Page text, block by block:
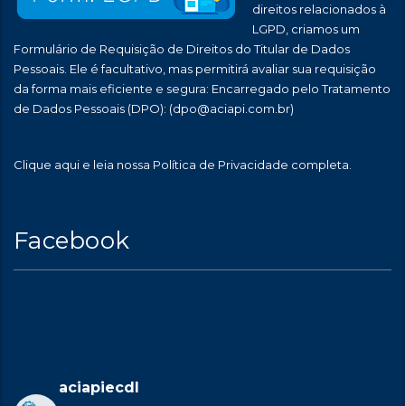
direitos relacionados à
LGPD, criamos um
Formulário de Requisição de Direitos do Titular de Dados
Pessoais. Ele é facultativo, mas permitirá avaliar sua requisição
da forma mais eficiente e segura: Encarregado pelo Tratamento
de Dados Pessoais (DPO): (dpo@aciapi.com.br)
Clique aqui e leia nossa Política de Privacidade completa.
Facebook
aciapiecdl